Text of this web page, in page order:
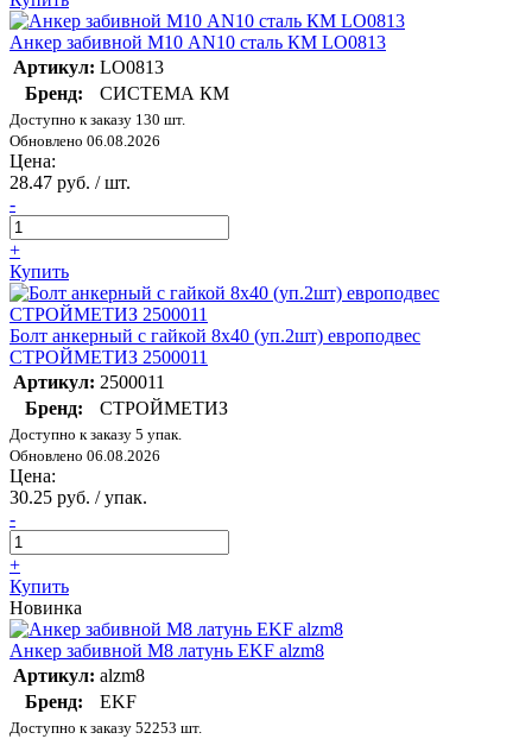
Анкер забивной М10 AN10 сталь КМ LO0813
Артикул: LO0813
Бренд:
СИСТЕМА КМ
Доступно к заказу 130 шт.
Обновлено 06.08.2026
Цена:
28.47 руб. / шт.
-
+
Купить
Болт анкерный с гайкой 8х40 (уп.2шт) европодвес
СТРОЙМЕТИЗ 2500011
Артикул: 2500011
Бренд:
СТРОЙМЕТИЗ
Доступно к заказу 5 упак.
Обновлено 06.08.2026
Цена:
30.25 руб. / упак.
-
+
Купить
Новинка
Анкер забивной М8 латунь EKF alzm8
Артикул: alzm8
Бренд:
EKF
Доступно к заказу 52253 шт.